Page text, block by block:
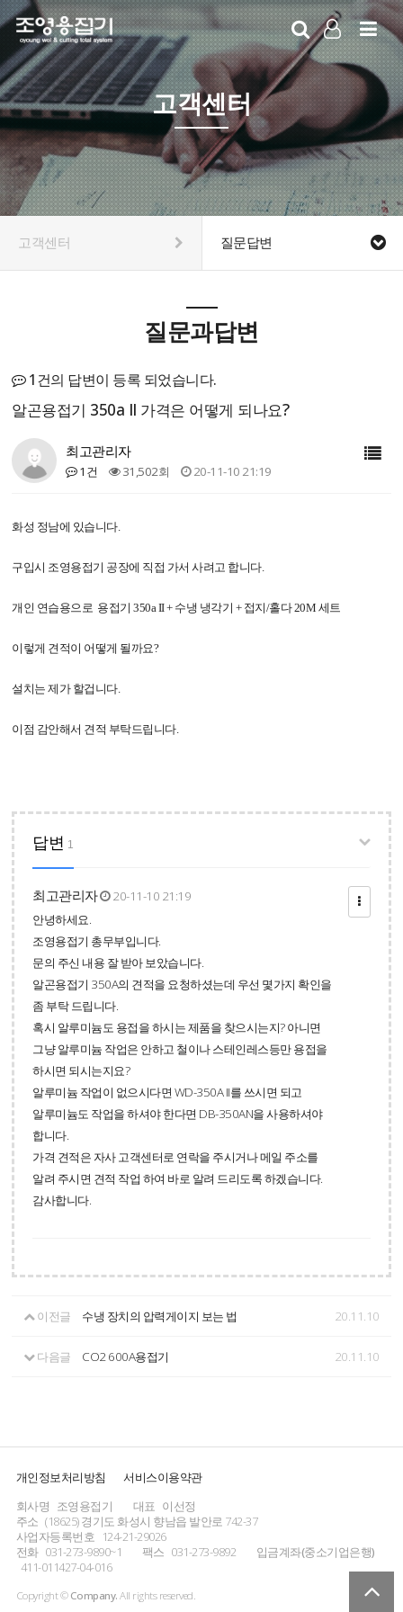
LOG IN
SIGN UP
고객센터
고객센터 질문답변
질문과답변
1건의 답변이 등록 되었습니다.
알곤용접기 350a II 가격은 어떻게 되나요?
최고관리자
1건 31,502회 20-11-10 21:19
화성 정남에 있습니다.
구입시 조영용접기 공장에 직접 가서 사려고 합니다.
개인 연습용으로 용접기 350a II + 수냉 냉각기 + 접지/홀다 20M 세트
이렇게 견적이 어떻게 될까요?
설치는 제가 할겁니다.
이점 감안해서 견적 부탁드립니다.
답변 1
최고관리자
20-11-10 21:19
안녕하세요.
조영용접기 총무부입니다.
문의 주신 내용 잘 받아 보았습니다.
알곤용접기 350A의 견적을 요청하셨는데 우선 몇가지 확인을
좀 부탁 드립니다.
혹시 알루미늄도 용접을 하시는 제품을 찾으시는지? 아니면
그냥 알루미늄 작업은 안하고 철이나 스테인레스등만 용접을
하시면 되시는지요?
알루미늄 작업이 없으시다면 WD-350A II를 쓰시면 되고
알루미늄도 작업을 하셔야 한다면 DB-350AN을 사용하셔야
합니다.
가격 견적은 자사 고객센터로 연락을 주시거나 메일 주소를
알려 주시면 견적 작업 하여 바로 알려 드리도록 하겠습니다.
감사합니다.
이전글 수냉 장치의 압력게이지 보는 법 20.11.10
다음글 CO2 600A용접기 20.11.10
개인정보처리방침
서비스이용약관
회사명 조영용접기 대표 이선정
주소 (18625) 경기도 화성시 향남읍 발안로 742-37
사업자등록번호 124-21-29026
전화 031-273-9890~1 팩스 031-273-9892
입금계좌(중소기업은행)
411-011427-04-016
Copyright © Company. All rights reserved.